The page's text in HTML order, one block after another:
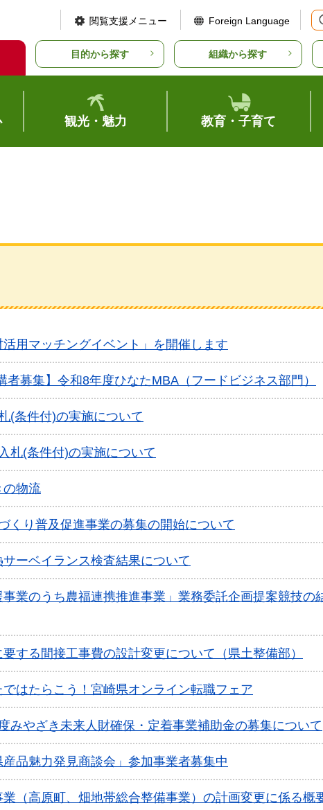
閲覧支援メニュー Foreign Language
目的から探す 組織から探す
観光・魅力 教育・子育て
活用マッチングイベント」を開催します
者募集】令和8年度ひなたMBA（フードビジネス部門）
(条件付)の実施について
札(条件付)の実施について
の物流
くり普及促進事業の募集の開始について
ーベイランス検査結果について
事業のうち農福連携推進事業」業務委託企画提案競技の
する間接工事費の設計変更について（県土整備部）
ではたらこう！宮崎県オンライン転職フェア
みやざき未来人財確保・定着事業補助金の募集について
産品魅力発見商談会」参加事業者募集中
（高原町、畑地帯総合整備事業）の計画変更に係る概